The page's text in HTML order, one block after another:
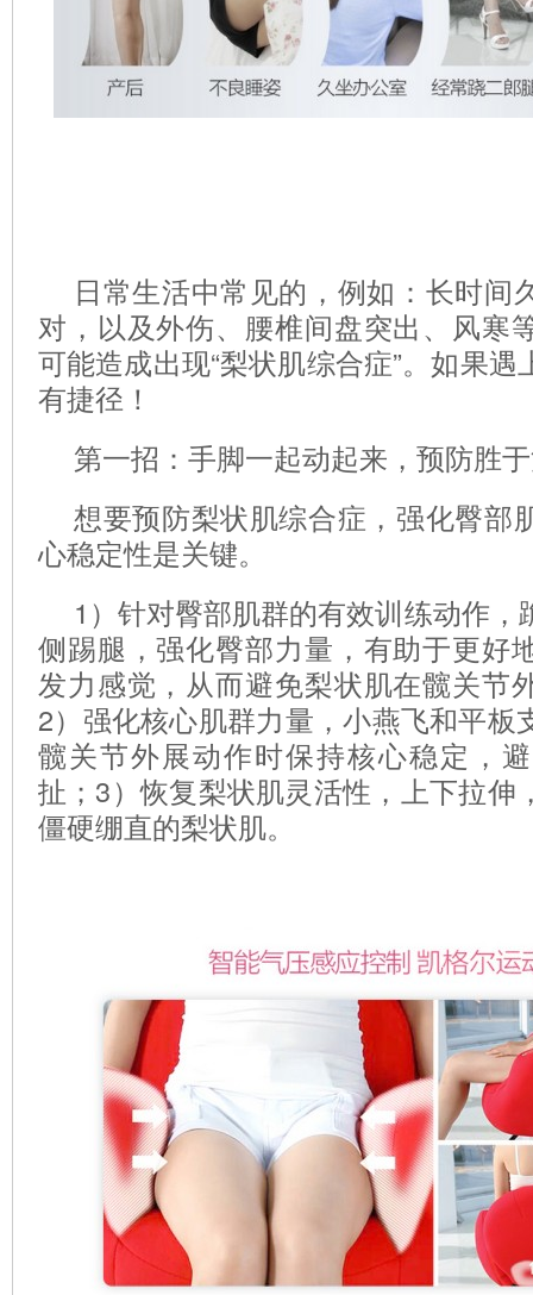
日常生活中常见的，例如：长时间
对，以及外伤、腰椎间盘突出、风寒
可能造成出现“梨状肌综合症”。如果
有捷径！
第一招：手脚一起动起来，预防胜
想要预防梨状肌综合症，强化臀部
心稳定性是关键。
1）针对臀部肌群的有效训练动作，
侧踢腿，强化臀部力量，有助于更好
发力感觉，从而避免梨状肌在髋关节
2）强化核心肌群力量，小燕飞和平板
髋关节外展动作时保持核心稳定，
扯；3）恢复梨状肌灵活性，上下拉伸
僵硬绷直的梨状肌。